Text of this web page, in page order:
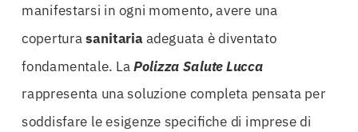
manifestarsi in ogni momento, avere una
coperturasanitariaadeguata è diventato
fondamentale. LaPolizza Salute Lucca
rappresenta una soluzione completa pensata per
soddisfare le esigenze specifiche di imprese di